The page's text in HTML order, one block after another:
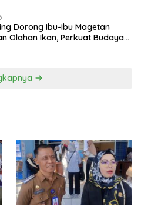
Dorong Ibu-Ibu Magetan
Olahan Ikan, Perkuat Budaya